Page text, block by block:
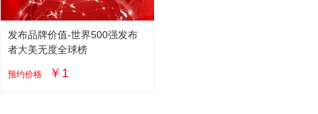
发布品牌价值-世界500强发布
者大美无度全球榜
预约价格 ￥1